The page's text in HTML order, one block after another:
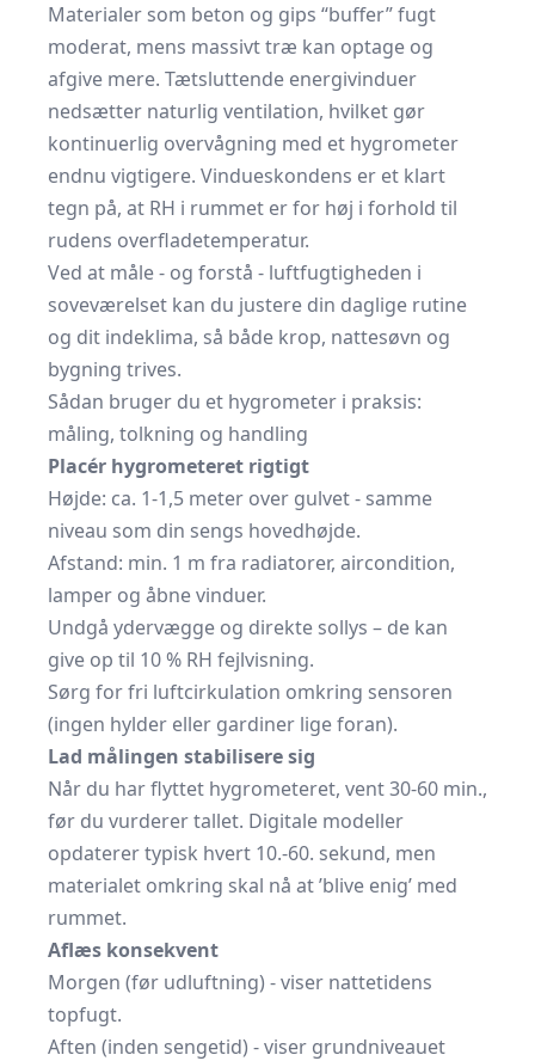
Materialer som beton og gips “buffer” fugt
moderat, mens massivt træ kan optage og
afgive mere. Tætsluttende energivinduer
nedsætter naturlig ventilation, hvilket gør
kontinuerlig overvågning med et hygrometer
endnu vigtigere. Vindueskondens er et klart
tegn på, at RH i rummet er for høj i forhold til
rudens overfladetemperatur.
Ved at måle - og forstå - luftfugtigheden i
soveværelset kan du justere din daglige rutine
og dit indeklima, så både krop, nattesøvn og
bygning trives.
Sådan bruger du et hygrometer i praksis:
måling, tolkning og handling
Placér hygrometeret rigtigt
Højde: ca. 1-1,5 meter over gulvet - samme
niveau som din sengs hovedhøjde.
Afstand: min. 1 m fra radiatorer, aircondition,
lamper og åbne vinduer.
Undgå ydervægge og direkte sollys – de kan
give op til 10 % RH fejlvisning.
Sørg for fri luftcirkulation omkring sensoren
(ingen hylder eller gardiner lige foran).
Lad målingen stabilisere sig
Når du har flyttet hygrometeret, vent 30-60 min.,
før du vurderer tallet. Digitale modeller
opdaterer typisk hvert 10.-60. sekund, men
materialet omkring skal nå at ’blive enig’ med
rummet.
Aflæs konsekvent
Morgen (før udluftning) - viser nattetidens
topfugt.
Aften (inden sengetid) - viser grundniveauet